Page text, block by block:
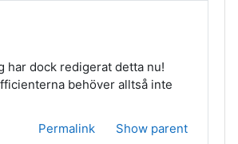
har dock redigerat detta nu!
behöver alltså inte
Permalink
Show parent